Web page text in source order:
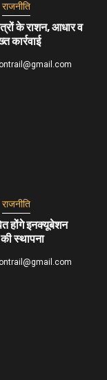
राजनीति
के राशन, आधार व
कार्रवाई
राजनीति
होंगे इनक्यूबेशन
स्थापना